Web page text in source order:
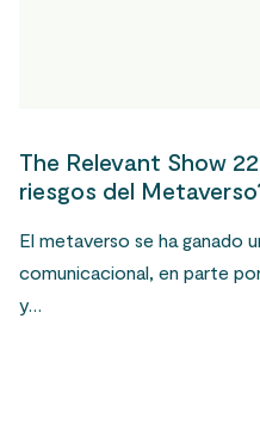
The Relevant Show
riesgos del
El metaverso se ha ganado
comunicacional, en parte
y…